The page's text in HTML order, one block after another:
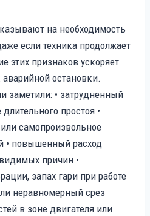
на необходимость
если техника продолжает
этих признаков ускоряет
остановки.
заметили: • затрудненный
простоя •
самопроизвольное
• повышенный расход
причин •
запах гари при работе
неравномерный срез
в зоне двигателя или